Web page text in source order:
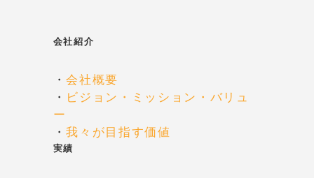
会社紹介
・会社概要
・ ビジョン・ミッション・バリュ
ー
・我々が目指す価値
実績